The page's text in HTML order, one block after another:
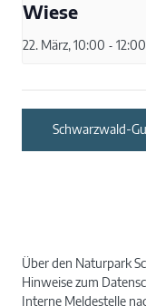
Wiese
22. März, 10:00 - 12:00
Schwarzwald-
Über den Naturpark
Hinweise zum
Interne Meldestelle